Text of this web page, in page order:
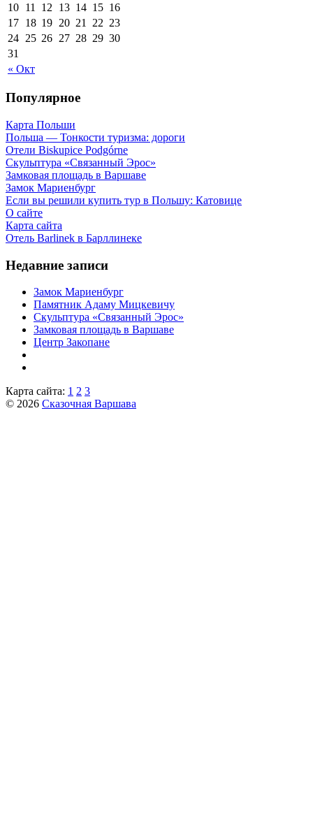
« Окт
10 11 12 13 14 15 16
17 18 19 20 21 22 23
24 25 26 27 28 29 30
31
Популярное
Карта Польши
Польша — Тонкости туризма: дороги
Отели Biskupice Podgórne
Скульптура «Связанный Эрос»
Замковая площадь в Варшаве
Замок Мариенбург
Если вы решили купить тур в Польшу: Катовице
О сайте
Карта сайта
Отель Barlinek в Барллинеке
Недавние записи
Замок Мариенбург
Памятник Адаму Мицкевичу
Скульптура «Связанный Эрос»
Замковая площадь в Варшаве
Центр Закопане
Карта сайта: 1 2 3
© 2026 Сказочная Варшава